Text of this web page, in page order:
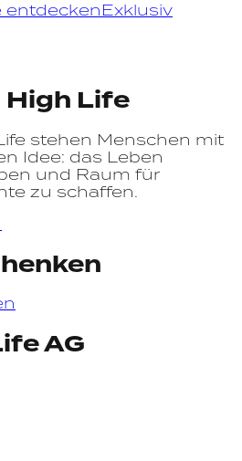
entdecken Exklusiv
High Life
stehen Menschen mit
Idee: das Leben
und Raum für
zu schaffen.
AG